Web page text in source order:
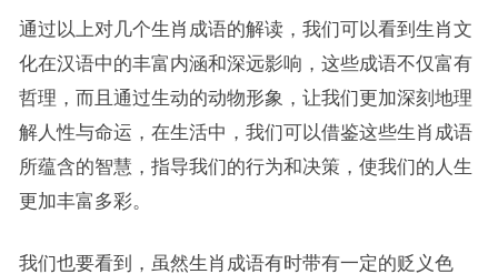
通过以上对几个生肖成语的解读，我们可以看到生肖文
化在汉语中的丰富内涵和深远影响，这些成语不仅富有
哲理，而且通过生动的动物形象，让我们更加深刻地理
解人性与命运，在生活中，我们可以借鉴这些生肖成语
所蕴含的智慧，指导我们的行为和决策，使我们的人生
更加丰富多彩。
我们也要看到，虽然生肖成语有时带有一定的贬义色